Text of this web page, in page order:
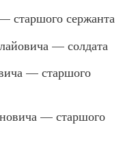
старшого сержанта
— солдата
— старшого
— старшого